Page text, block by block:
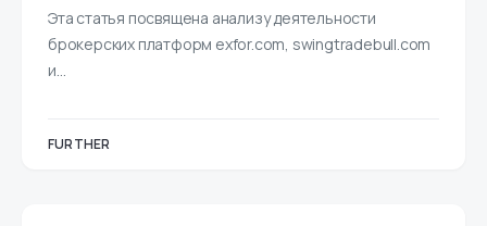
Эта статья посвящена анализу деятельности
брокерских платформ exfor.com, swingtradebull.com
и…
FURTHER